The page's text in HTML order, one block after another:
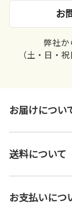
お
弊社か
（土・日・
お届けについ
送料について
お支払いにつ